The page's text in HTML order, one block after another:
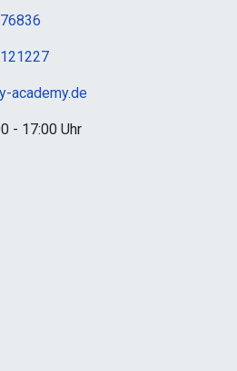
academy.de
- 17:00 Uhr